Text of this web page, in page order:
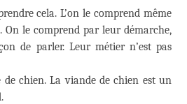
cela. L’on le comprend même
On le comprend par leur démarche,
de parler. Leur métier n’est pas
chien. La viande de chien est un